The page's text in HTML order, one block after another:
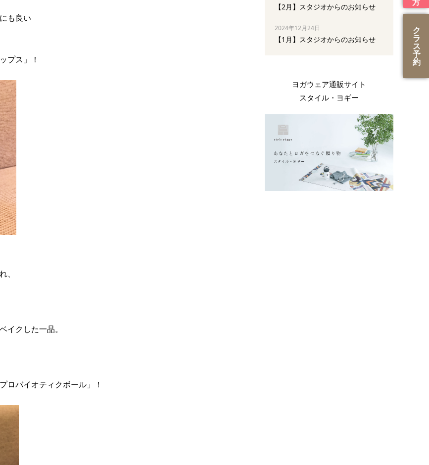
も良い
プス」！
、
イクした一品。
ロバイオティクボール」！
【2月】スタジオからのお知らせ
2024年12月24日
【1月】スタジオからのお知らせ
ヨガウェア通販サイト
スタイル・ヨギー
ク
ラ
ス
予
約